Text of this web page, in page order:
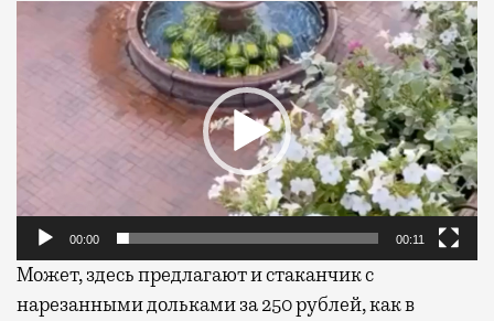
Видеоплеер
00:00 00:11
Может, здесь предлагают и стаканчик с
нарезанными дольками за 250 рублей, как в